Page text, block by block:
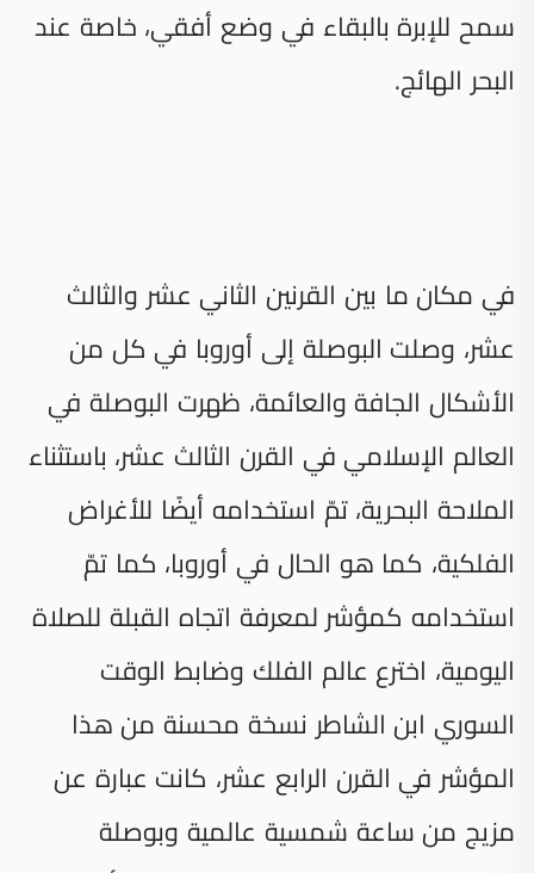
سمح للإبرة بالبقاء في وضع أفقي، خاصة عند
البحر الهائج.
في مكان ما بين القرنين الثاني عشر والثالث
عشر، وصلت البوصلة إلى أوروبا في كل من
الأشكال الجافة والعائمة، ظهرت البوصلة في
العالم الإسلامي في القرن الثالث عشر، باستثناء
الملاحة البحرية، تمّ استخدامه أيضًا للأغراض
الفلكية، كما هو الحال في أوروبا، كما تمّ
استخدامه كمؤشر لمعرفة اتجاه القبلة للصلاة
اليومية، اخترع عالم الفلك وضابط الوقت
السوري ابن الشاطر نسخة محسنة من هذا
المؤشر في القرن الرابع عشر، كانت عبارة عن
مزيج من ساعة شمسية عالمية وبوصلة